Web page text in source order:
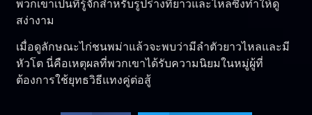
สง่างาม
เมื่อดูลักษณะไก่ชนพม่าแล้วจะพบว่ามีลำตัวยาวไหลและมี
หัวโต นี่คือเหตุผลที่พวกเขาได้รับความนิยมในหมู่ผู้ที่
ต้องการใช้ยุทธวิธีแทงคู่ต่อสู้